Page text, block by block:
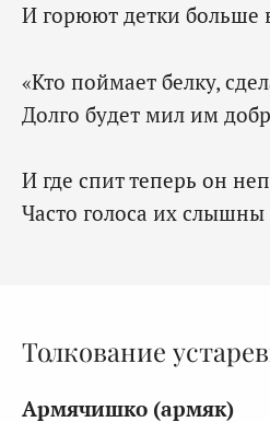
И горюют детки больше
«Кто поймает белку,
Долго будет мил им
И где спит теперь он
Часто голоса их
Толкование
Армячишко (армяк)